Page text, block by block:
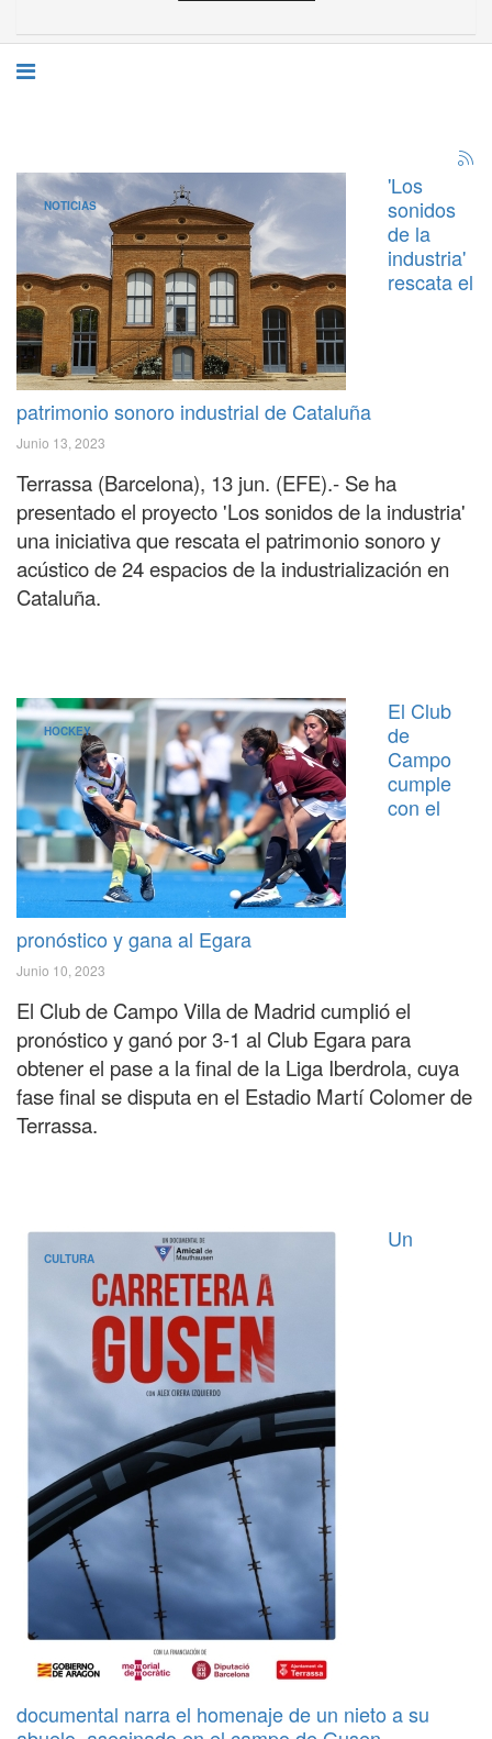
NOTICIAS
'Los
sonidos
de la
industria'
rescata el
patrimonio sonoro industrial de Cataluña
Junio 13, 2023
Terrassa (Barcelona), 13 jun. (EFE).- Se ha
presentado el proyecto 'Los sonidos de la industria'
una iniciativa que rescata el patrimonio sonoro y
acústico de 24 espacios de la industrialización en
Cataluña.
HOCKEY
El Club
de
Campo
cumple
con el
pronóstico y gana al Egara
Junio 10, 2023
El Club de Campo Villa de Madrid cumplió el
pronóstico y ganó por 3-1 al Club Egara para
obtener el pase a la final de la Liga Iberdrola, cuya
fase final se disputa en el Estadio Martí Colomer de
Terrassa.
CULTURA
Un
documental narra el homenaje de un nieto a su